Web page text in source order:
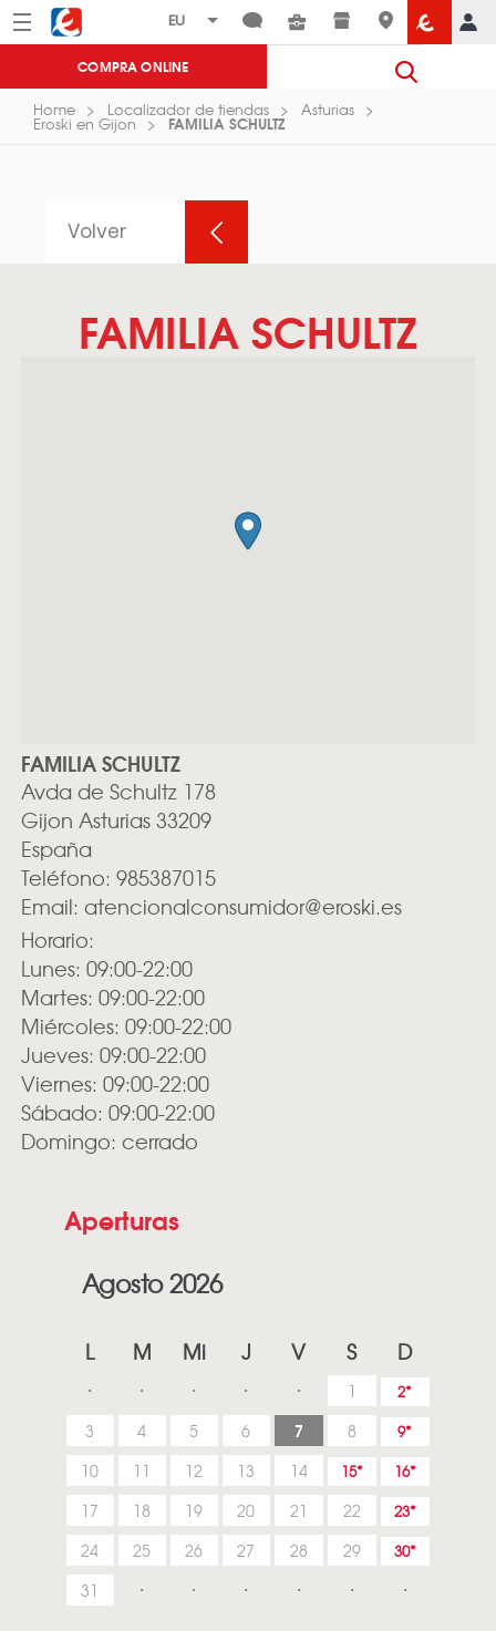
Menú Eroski
COMPRA ONLINE
Home Localizador de tiendas Asturias
Eroski en Gijon FAMILIA SCHULTZ
Volver
FAMILIA SCHULTZ
FAMILIA SCHULTZ
Avda de Schultz 178
Gijon Asturias33209
España
Teléfono: 985387015
Email: atencionalconsumidor@eroski.es
Horario:
Lunes: 09:00-22:00
Martes: 09:00-22:00
Miércoles: 09:00-22:00
Jueves: 09:00-22:00
Viernes: 09:00-22:00
Sábado: 09:00-22:00
Domingo: cerrado
Aperturas
Agosto 2026
L M Mi J V S D
1 2
3 4 5 6 7 8 9
10 11 12 13 14 15 16
17 18 19 20 21 22 23
24 25 26 27 28 29 30
31